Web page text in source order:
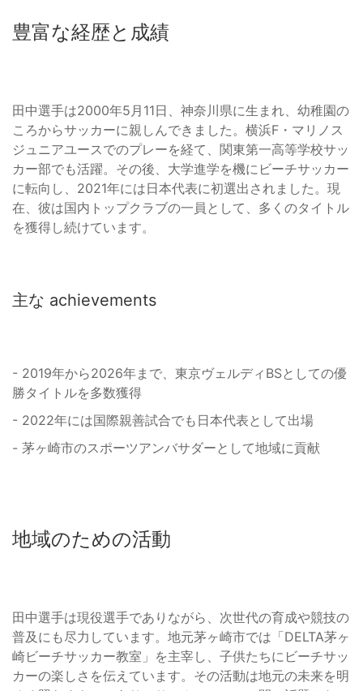
豊富な経歴と成績
田中選手は2000年5月11日、神奈川県に生まれ、幼稚園の
ころからサッカーに親しんできました。横浜F・マリノス
ジュニアユースでのプレーを経て、関東第一高等学校サッ
カー部でも活躍。その後、大学進学を機にビーチサッカー
に転向し、2021年には日本代表に初選出されました。現
在、彼は国内トップクラブの一員として、多くのタイトル
を獲得し続けています。
主な achievements
- 2019年から2026年まで、東京ヴェルディBSとしての優
勝タイトルを多数獲得
- 2022年には国際親善試合でも日本代表として出場
- 茅ヶ崎市のスポーツアンバサダーとして地域に貢献
地域のための活動
田中選手は現役選手でありながら、次世代の育成や競技の
普及にも尽力しています。地元茅ヶ崎市では「DELTA茅ヶ
崎ビーチサッカー教室」を主宰し、子供たちにビーチサッ
カーの楽しさを伝えています。その活動は地元の未来を明